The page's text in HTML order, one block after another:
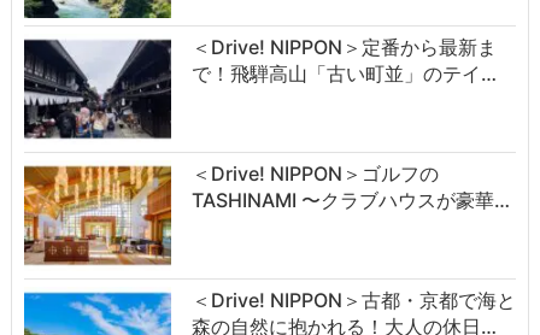
＜Drive! NIPPON＞定番から最新ま
で！飛騨高山「古い町並」のテイ…
＜Drive! NIPPON＞ゴルフの
TASHINAMI 〜クラブハウスが豪華…
＜Drive! NIPPON＞古都・京都で海と
森の自然に抱かれる！大人の休日…